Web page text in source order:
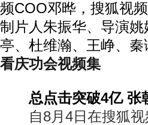
频COO邓晔，搜狐视
制片人朱振华、导演
亭、杜维瀚、王峥、
看庆功会视频集
总点击突破4亿 张
自8月4日在搜狐视